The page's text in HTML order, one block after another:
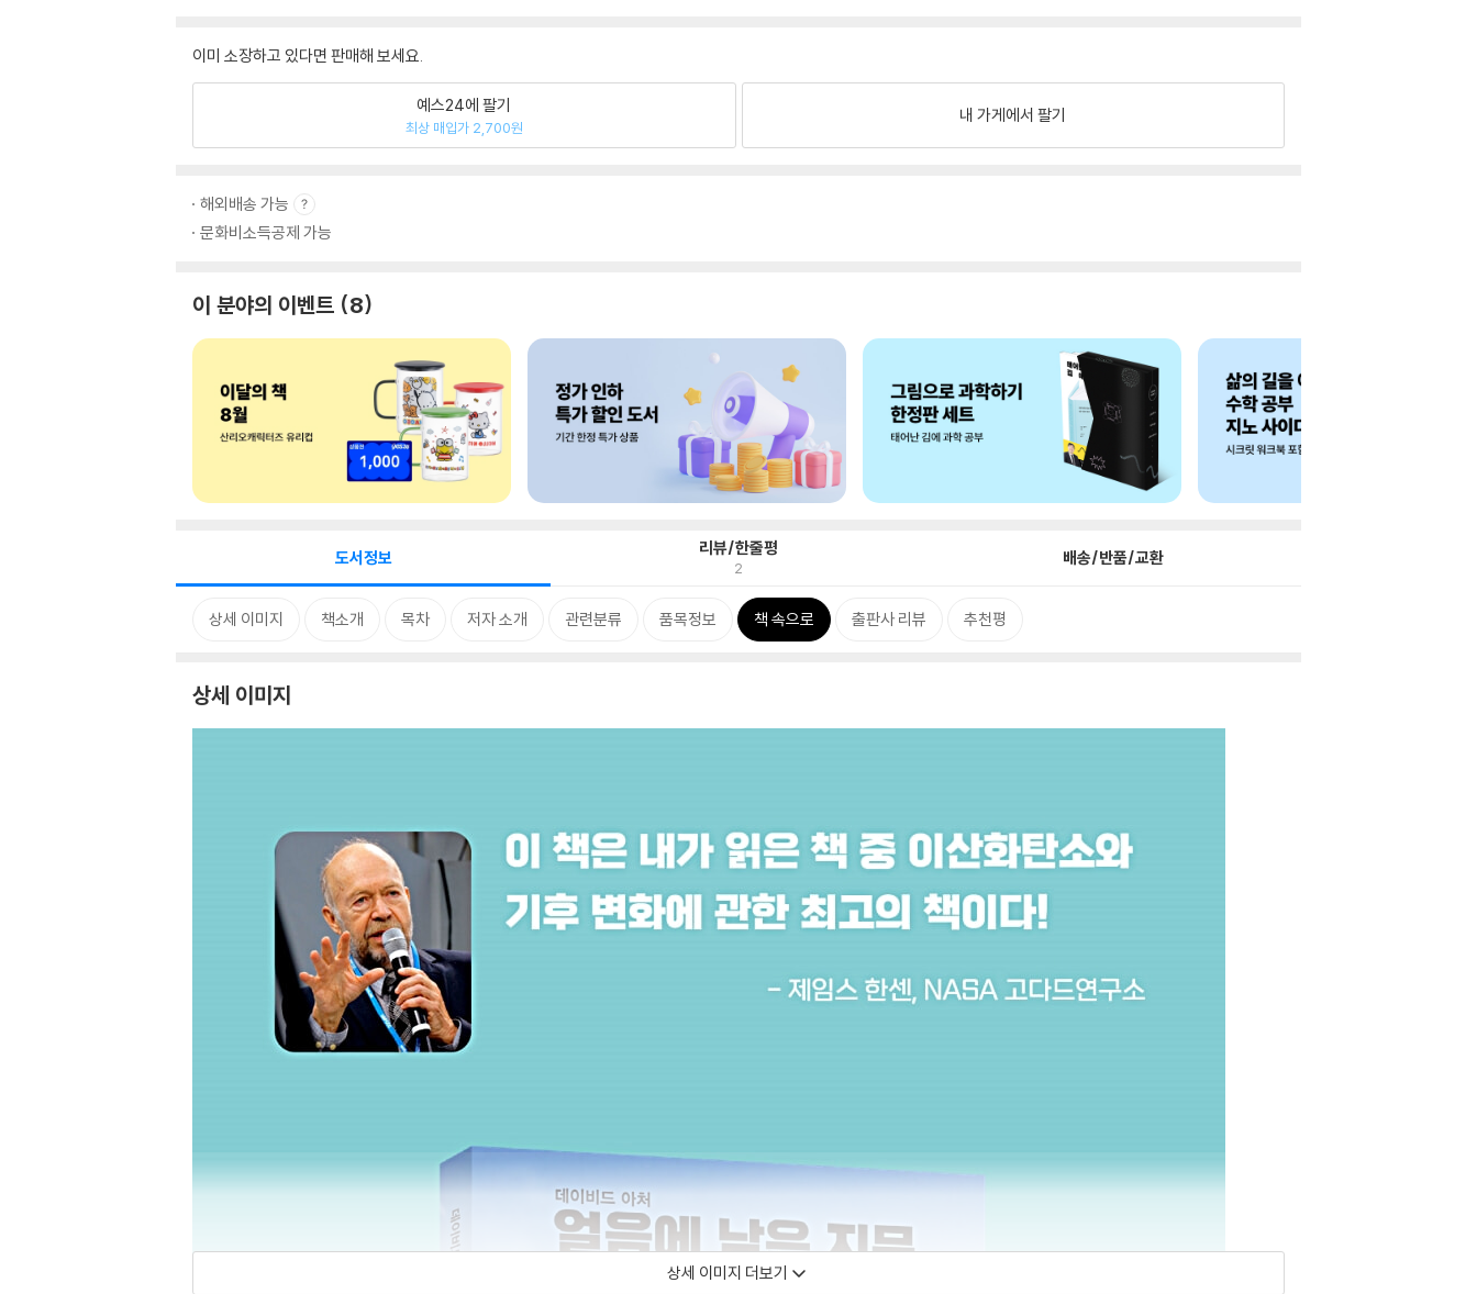
이미 소장하고 있다면 판매해 보세요.
예스24에 팔기
최상 매입가 2,700원
내 가게에서 팔기
해외배송 가능
문화비소득공제 가능
이 분야의 이벤트 8
도서정보 리뷰/한줄평
2 배송/반품/교환
상세 이미지 책소개 목차 저자 소개 관련분류 품목정보 책 속으로 출판사 리뷰 추천평
상세 이미지
상세 이미지 더보기